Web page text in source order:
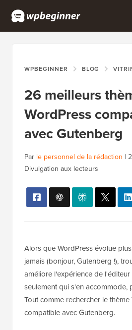
WPBEGINNER BLOG
26 meilleurs
WordPress
avec Gutenberg
Par le personnel de la rédaction |
Divulgation aux lecteurs
Alors que WordPress évolue
jamais (bonjour, Gutenberg !),
améliore l'expérience de
seulement qui s'en accommode,
Tout comme rechercher le
compatible avec Gutenberg.